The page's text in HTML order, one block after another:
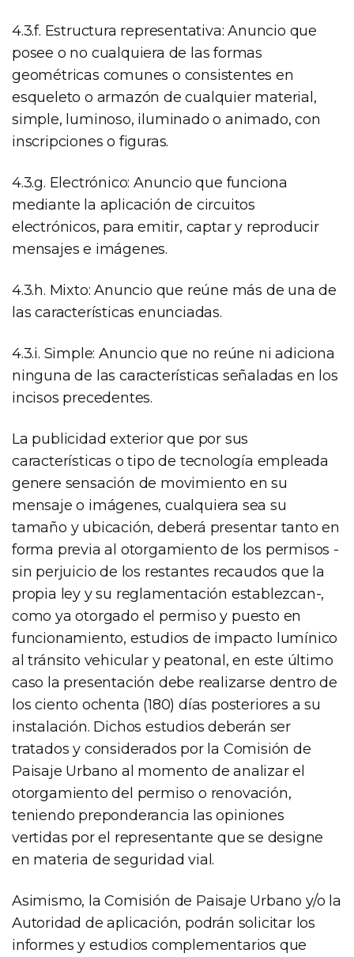
4.3.f. Estructura representativa: Anuncio que
posee o no cualquiera de las formas
geométricas comunes o consistentes en
esqueleto o armazón de cualquier material,
simple, luminoso, iluminado o animado, con
inscripciones o figuras.
4.3.g. Electrónico: Anuncio que funciona
mediante la aplicación de circuitos
electrónicos, para emitir, captar y reproducir
mensajes e imágenes.
4.3.h. Mixto: Anuncio que reúne más de una de
las características enunciadas.
4.3.i. Simple: Anuncio que no reúne ni adiciona
ninguna de las características señaladas en los
incisos precedentes.
La publicidad exterior que por sus
características o tipo de tecnología empleada
genere sensación de movimiento en su
mensaje o imágenes, cualquiera sea su
tamaño y ubicación, deberá presentar tanto en
forma previa al otorgamiento de los permisos -
sin perjuicio de los restantes recaudos que la
propia ley y su reglamentación establezcan-,
como ya otorgado el permiso y puesto en
funcionamiento, estudios de impacto lumínico
al tránsito vehicular y peatonal, en este último
caso la presentación debe realizarse dentro de
los ciento ochenta (180) días posteriores a su
instalación. Dichos estudios deberán ser
tratados y considerados por la Comisión de
Paisaje Urbano al momento de analizar el
otorgamiento del permiso o renovación,
teniendo preponderancia las opiniones
vertidas por el representante que se designe
en materia de seguridad vial.
Asimismo, la Comisión de Paisaje Urbano y/o la
Autoridad de aplicación, podrán solicitar los
informes y estudios complementarios que